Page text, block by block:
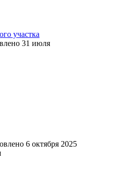
участка
31 июля
6 октября 2025